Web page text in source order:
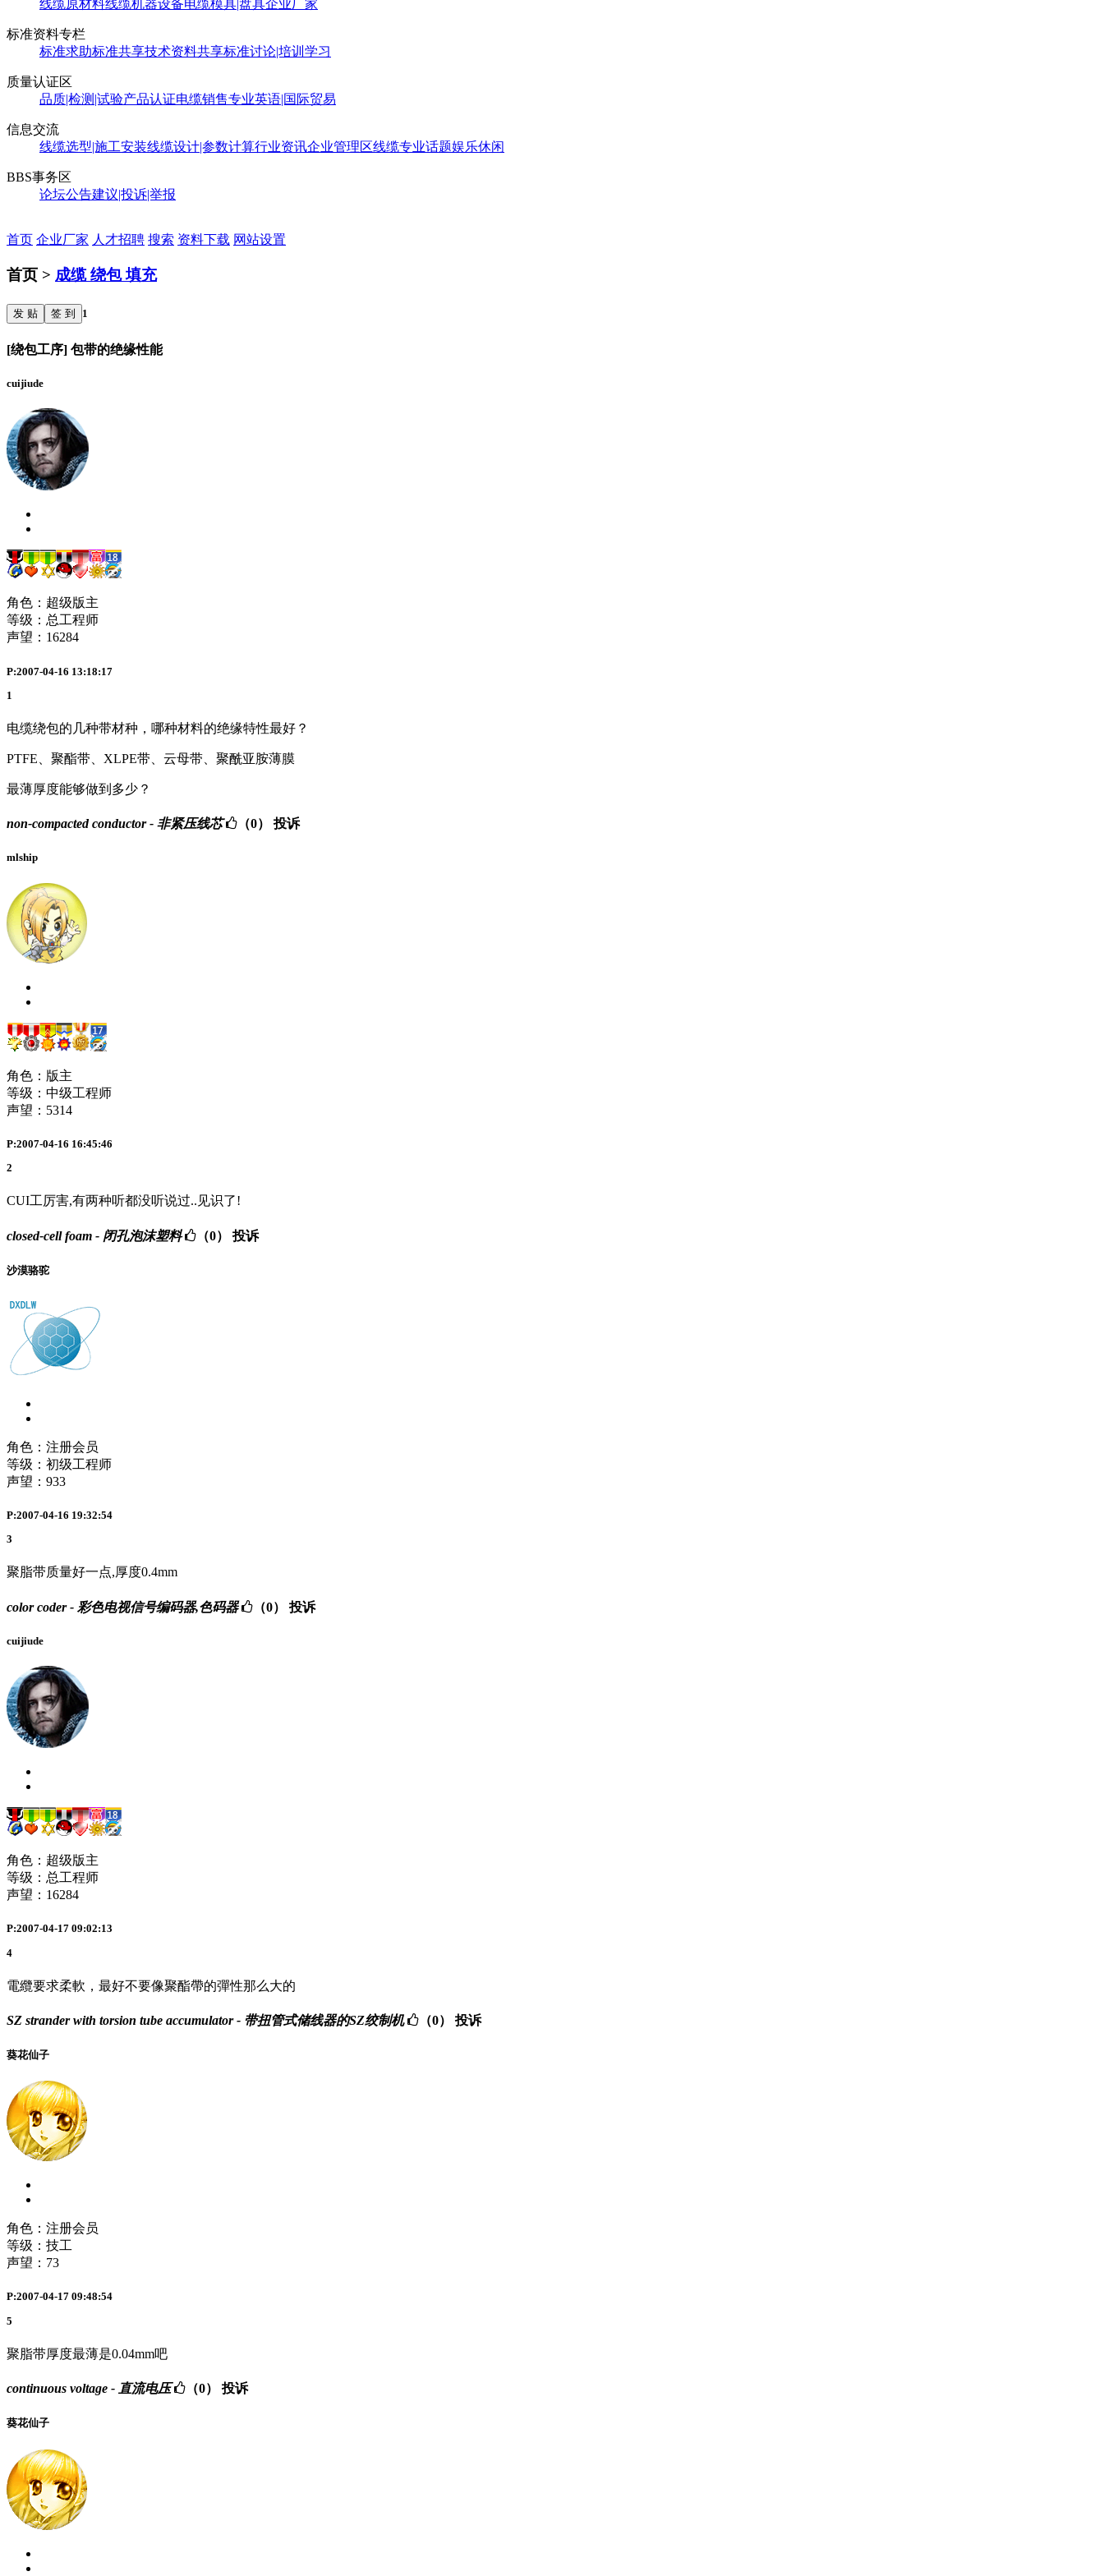
线缆原材料线缆机器设备电缆模具|盘具企业厂家
标准资料专栏
标准求助标准共享技术资料共享标准讨论|培训学习
质量认证区
品质|检测|试验产品认证电缆销售专业英语|国际贸易
信息交流
线缆选型|施工安装线缆设计|参数计算行业资讯企业管理区线缆专业话题娱乐休闲
BBS事务区
论坛公告建议|投诉|举报
首页 企业厂家 人才招聘 搜索 资料下载 网站设置
首页 > 成缆 绕包 填充
发 贴 签 到 1
[绕包工序] 包带的绝缘性能
cuijiude
角色：超级版主
等级：总工程师
声望： 16284
P:2007-04-16 13:18:17
1
电缆绕包的几种带材种，哪种材料的绝缘特性最好？
PTFE、聚酯带、XLPE带、云母带、聚酰亚胺薄膜
最薄厚度能够做到多少？
non-compacted conductor - 非紧压线芯 （0） 投诉
mlship
角色：版主
等级：中级工程师
声望： 5314
P:2007-04-16 16:45:46
2
CUI工厉害,有两种听都没听说过..见识了!
closed-cell foam - 闭孔泡沫塑料 （0） 投诉
沙漠骆驼
角色：注册会员
等级：初级工程师
声望： 933
P:2007-04-16 19:32:54
3
聚脂带质量好一点,厚度0.4mm
color coder - 彩色电视信号编码器,色码器 （0） 投诉
cuijiude
角色：超级版主
等级：总工程师
声望： 16284
P:2007-04-17 09:02:13
4
電纜要求柔軟，最好不要像聚酯帶的彈性那么大的
SZ strander with torsion tube accumulator - 带扭管式储线器的SZ绞制机 （0） 投诉
葵花仙子
角色：注册会员
等级：技工
声望： 73
P:2007-04-17 09:48:54
5
聚脂带厚度最薄是0.04mm吧
continuous voltage - 直流电压 （0） 投诉
葵花仙子